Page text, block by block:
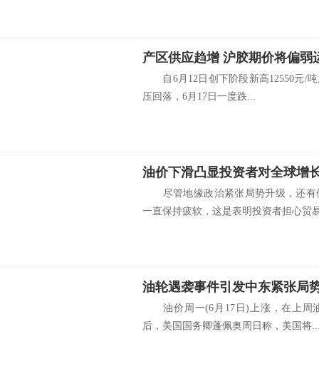
产区供应趋增 沪胶期价将偏弱
自6月12日创下阶段新高12550元/吨
压回落，6月17日一度跌...
油价下滑凸显投资者对全球增
尽管地缘政治紧张局势升级，还有
一直保持疲软，这是表明投资者担心贸
油轮遇袭事件引发中东紧张局
油价周一(6月17日)上涨，在上周
后，美国国务卿蓬佩奥周日称，美国将